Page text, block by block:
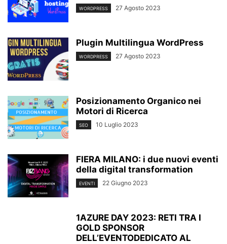
WORDPRESS 27 Agosto 2023
Plugin Multilingua WordPress
WORDPRESS 27 Agosto 2023
Posizionamento Organico nei
Motori di Ricerca
SEO 10 Luglio 2023
FIERA MILANO: i due nuovi eventi
della digital transformation
EVENTI 22 Giugno 2023
1AZURE DAY 2023: RETI TRA I
GOLD SPONSOR
DELL’EVENTODEDICATO AL